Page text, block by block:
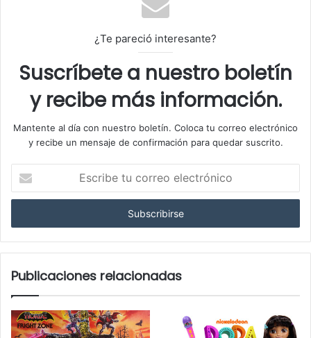
¿Te pareció interesante?
Suscríbete a nuestro boletín
y recibe más información.
Mantente al día con nuestro boletín. Coloca tu correo electrónico
y recibe un mensaje de confirmación para quedar suscrito.
c
i
b
t
c
o
r
Publicaciones relacionadas